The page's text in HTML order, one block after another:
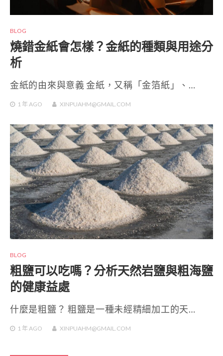
BLOG
燒錯金紙會怎樣？金紙的種類與用途分
析
金紙的由來與意義 金紙，又稱「金箔紙」、…
1 年 AGO XINPUAHM@GMAIL.COM
BLOG
粗鹽可以吃嗎？分析天然岩鹽與粗海鹽
的健康益處
什麼是粗鹽？ 粗鹽是一種未經精細加工的天…
1 年 AGO XINPUAHM@GMAIL.COM